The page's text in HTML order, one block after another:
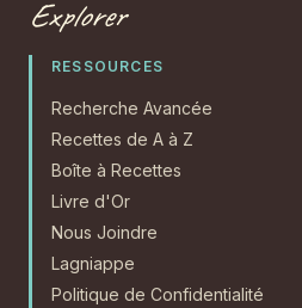
Explorer
RESSOURCES
Recherche Avancée
Recettes de A à Z
Boîte à Recettes
Livre d'Or
Nous Joindre
Lagniappe
Politique de Confidentialité